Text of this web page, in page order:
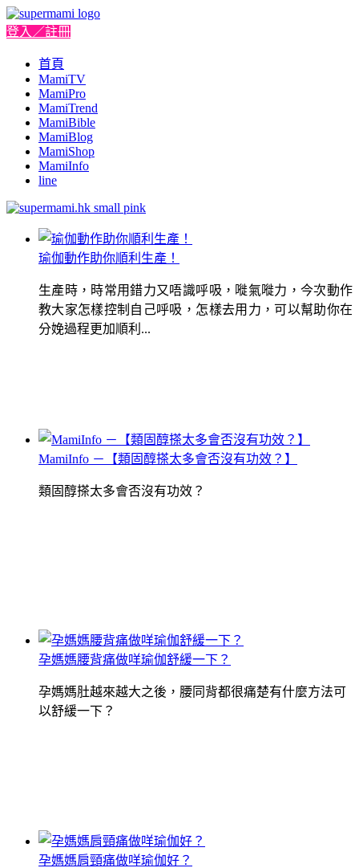
登入／註冊
首頁
MamiTV
MamiPro
MamiTrend
MamiBible
MamiBlog
MamiShop
MamiInfo
line
瑜伽動作助你順利生產！
生產時，時常用錯力又唔識呼吸，嘥氣嘥力，今次動作
教大家怎樣控制自己呼吸，怎樣去用力，可以幫助你在
分娩過程更加順利...
MamiInfo －【類固醇搽太多會否沒有功效？】
類固醇搽太多會否沒有功效？
孕媽媽腰背痛做咩瑜伽舒緩一下？
孕媽媽肚越來越大之後，腰同背都很痛楚有什麼方法可
以舒緩一下？
孕媽媽肩頸痛做咩瑜伽好？